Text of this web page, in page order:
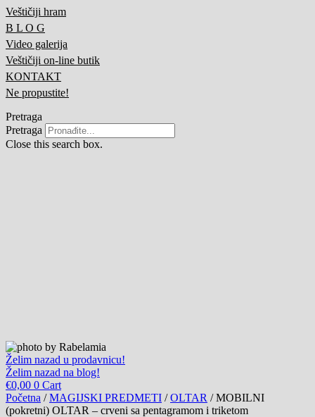
Veštičiji hram
B L O G
Video galerija
Veštičiji on-line butik
KONTAKT
Ne propustite!
Pretraga
Pretraga
Close this search box.
Želim nazad u prodavnicu!
Želim nazad na blog!
€0,00 0 Cart
Početna /MAGIJSKI PREDMETI /OLTAR / MOBILNI
(pokretni) OLTAR – crveni sa pentagramom i triketom